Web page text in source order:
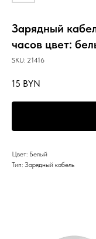
Зарядный
часов цвет:
SKU: 21416
15 BYN
Цвет: Белый
Тип: Зарядный кабель